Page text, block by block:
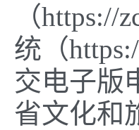
（
统（
交电子版
省文化和